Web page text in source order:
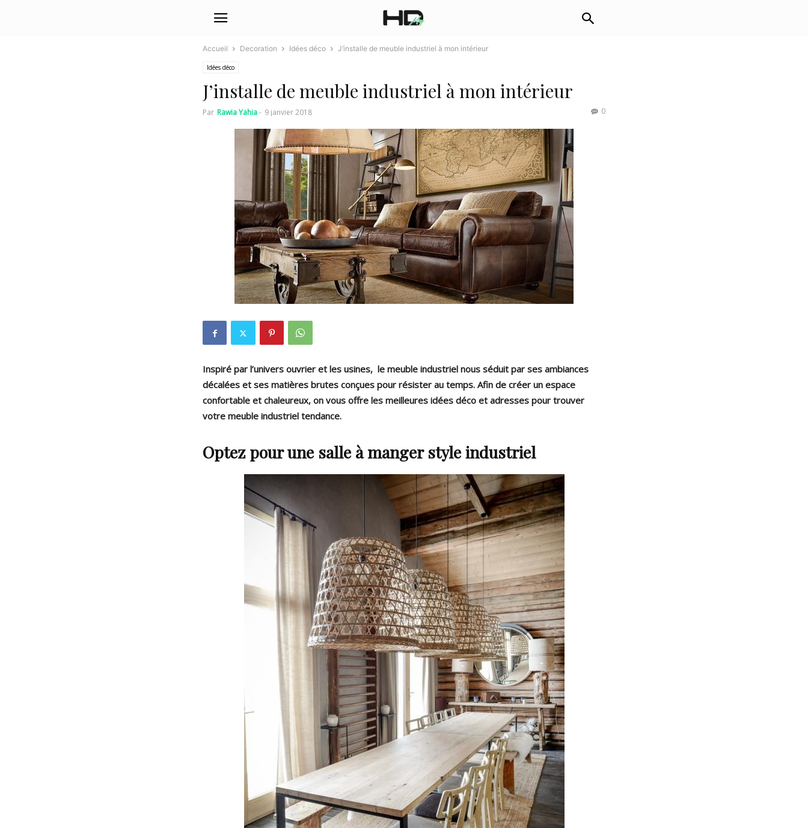
Accueil Decoration Idées déco J’installe de meuble industriel à mon intérieur
Idées déco
J’installe de meuble industriel à mon intérieur
Par Rawia Yahia- 9 janvier 2018 0
Inspiré par l’univers ouvrier et les usines, le meuble industriel nous séduit par ses ambiances
décalées et ses matières brutes conçues pour résister au temps. Afin de créer un espace
confortable et chaleureux, on vous offre les meilleures idées déco et adresses pour trouver
votre meuble industriel tendance.
Optez pour une salle à manger style industriel